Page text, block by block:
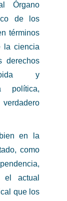
Órgano
de los
términos
la ciencia
derechos
y
política,
en la
como
actual
que los